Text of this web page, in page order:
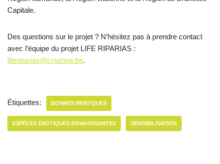
Capitale.
Des questions sur le projet ? N’hésitez pas à prendre contact
avec l’équipe du projet LIFE RIPARIAS :
liferiparias@crsenne.be.
Étiquettes: BONNES PRATIQUES
ESPÈCES EXOTIQUES ENVAHISSANTES SENSIBILISATION